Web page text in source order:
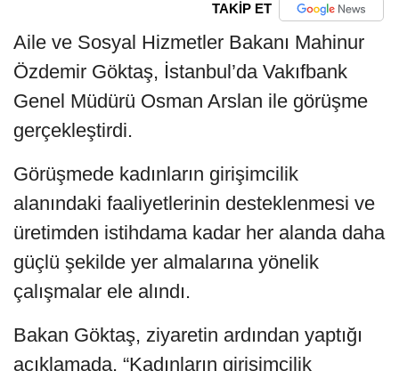
TAKİP ET
Aile ve Sosyal Hizmetler Bakanı Mahinur
Özdemir Göktaş, İstanbul’da Vakıfbank
Genel Müdürü Osman Arslan ile görüşme
gerçekleştirdi.
Görüşmede kadınların girişimcilik
alanındaki faaliyetlerinin desteklenmesi ve
üretimden istihdama kadar her alanda daha
güçlü şekilde yer almalarına yönelik
çalışmalar ele alındı.
Bakan Göktaş, ziyaretin ardından yaptığı
açıklamada, “Kadınların girişimcilik